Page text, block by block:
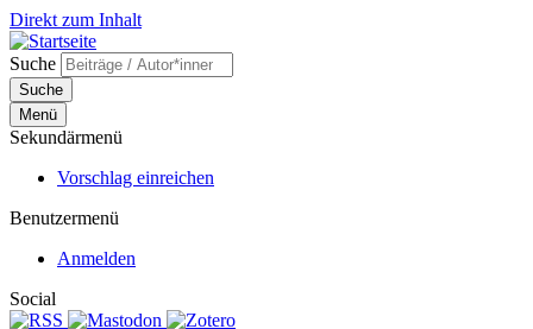
Direkt zum Inhalt
Suche
Suche
Menü
Sekundärmenü
Vorschlag einreichen
Benutzermenü
Anmelden
Social